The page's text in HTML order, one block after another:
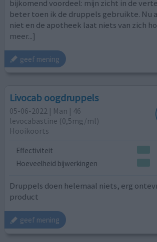
bijkomend voordeel: mijn zicht in de
beter toen ik de druppels gebruikte. Nu
niet en de apotheek laat niets van zich
meer...]
geef mening
Livocab oogdruppels
05-06-2022 | Man | 46
levocabastine (0,5mg/ml)
Hooikoorts
Effectiviteit
Hoeveelheid bijwerkingen
Druppels doen helemaal niets, erg
product
geef mening